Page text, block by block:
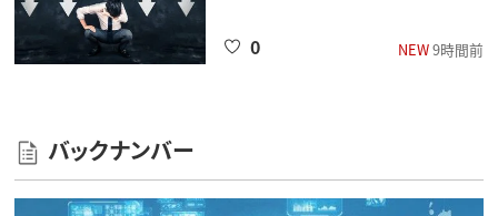
NEW9時間前
0
バックナンバー